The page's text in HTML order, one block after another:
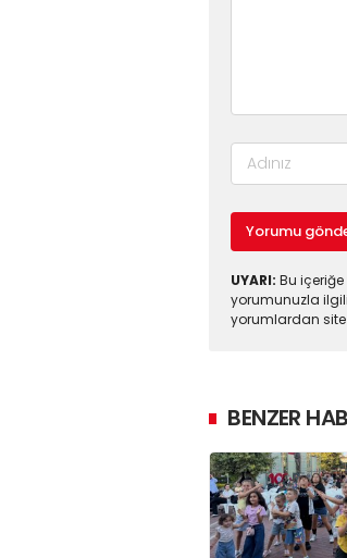
Yorumu
UYARI: Bu
yorumunuzla
yorumlardan
BENZER